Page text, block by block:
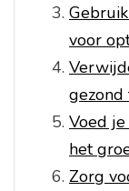
voor
gezond
Voed
het
Zorg